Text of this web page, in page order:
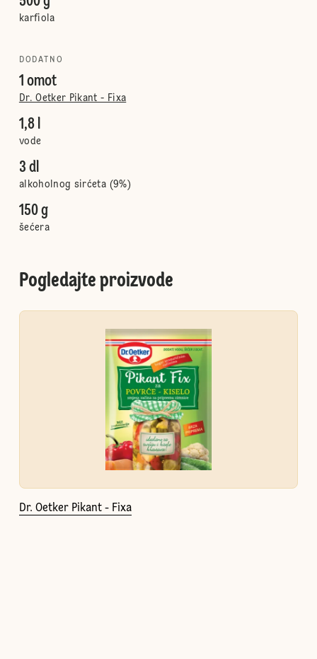
karfiola
DODATNO
1 omot
Dr. Oetker Pikant - Fixa
1,8 l
vode
3 dl
alkoholnog sirćeta (9%)
150 g
šećera
Pogledajte proizvode
Dr. Oetker Pikant - Fixa